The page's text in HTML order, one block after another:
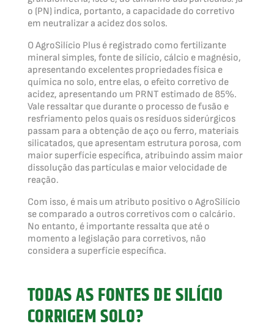
o (PN) indica, portanto, a capacidade do corretivo
em neutralizar a acidez dos solos.
O AgroSilício Plus é registrado como fertilizante
mineral simples, fonte de silício, cálcio e magnésio,
apresentando excelentes propriedades física e
química no solo, entre elas, o efeito corretivo de
acidez, apresentando um PRNT estimado de 85%.
Vale ressaltar que durante o processo de fusão e
resfriamento pelos quais os resíduos siderúrgicos
passam para a obtenção de aço ou ferro, materiais
silicatados, que apresentam estrutura porosa, com
maior superfície específica, atribuindo assim maior
dissolução das partículas e maior velocidade de
reação.
Com isso, é mais um atributo positivo o AgroSilício
se comparado a outros corretivos com o calcário.
No entanto, é importante ressalta que até o
momento a legislação para corretivos, não
considera a superfície específica.
TODAS AS FONTES DE SILÍCIO
CORRIGEM SOLO?